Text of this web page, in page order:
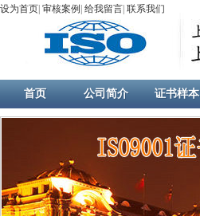
设为首页 审核案例 给我留言 联系我们
首页 公司简介 证书样本